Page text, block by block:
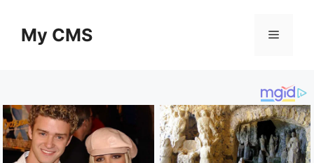
contentMy CMS Menu